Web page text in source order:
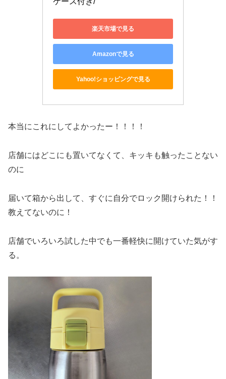
楽天市場で見る
Amazonで見る
Yahoo!ショッピングで見る
本当にこれにしてよかったー！！！！
店舗にはどこにも置いてなくて、キッキも触ったことない
のに
届いて箱から出して、すぐに自分でロック開けられた！！
教えてないのに！
店舗でいろいろ試した中でも一番軽快に開けていた気がす
る。